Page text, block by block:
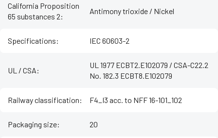
California Proposition
65 substances 2:
Antimony trioxide / Nickel
Specifications: IEC 60603-2
UL / CSA:
UL 1977 ECBT2.E102079 / CSA-C22.2
No. 182.3 ECBT8.E102079
Railway classification: F4_I3 acc. to NFF 16-101_102
Packaging size: 20